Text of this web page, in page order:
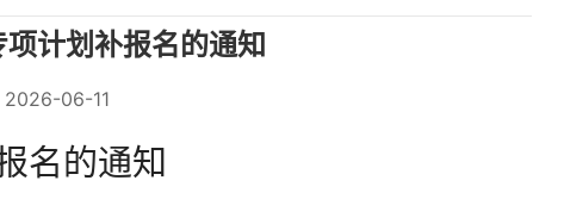
计划补报名的通知
2026-06-11
名的通知